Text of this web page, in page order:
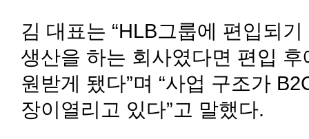
김 대표는 “HLB그룹에 편입되
생산을 하는 회사였다면 편입
원받게 됐다”며 “사업 구조가
장이열리고 있다”고 말했다.